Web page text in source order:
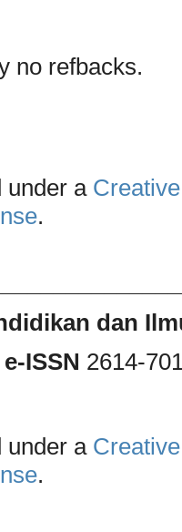
no refbacks.
under a
.
dan
e-ISSN 2614-
under a
.